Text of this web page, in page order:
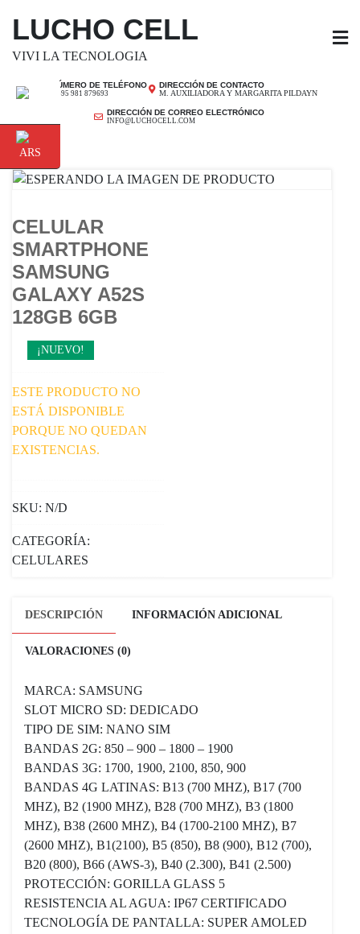
LUCHO CELL
VIVI LA TECNOLOGIA
NÚMERO DE TELÉFONO
+ 595 981 879693
DIRECCIÓN DE CONTACTO
M. AUXILIADORA Y MARGARITA PILDAYN
DIRECCIÓN DE CORREO ELECTRÓNICO
INFO@LUCHOCELL.COM
CELULAR
SMARTPHONE
SAMSUNG
GALAXY A52S
128GB 6GB
¡NUEVO!
ESTE PRODUCTO NO
ESTÁ DISPONIBLE
PORQUE NO QUEDAN
EXISTENCIAS.
SKU: N/D
CATEGORÍA:
CELULARES
DESCRIPCIÓN INFORMACIÓN ADICIONAL
VALORACIONES (0)
MARCA: SAMSUNG
SLOT MICRO SD: DEDICADO
TIPO DE SIM: NANO SIM
BANDAS 2G: 850 – 900 – 1800 – 1900
BANDAS 3G: 1700, 1900, 2100, 850, 900
BANDAS 4G LATINAS: B13 (700 MHZ), B17 (700
MHZ), B2 (1900 MHZ), B28 (700 MHZ), B3 (1800
MHZ), B38 (2600 MHZ), B4 (1700-2100 MHZ), B7
(2600 MHZ), B1(2100), B5 (850), B8 (900), B12 (700),
B20 (800), B66 (AWS-3), B40 (2.300), B41 (2.500)
PROTECCIÓN: GORILLA GLASS 5
RESISTENCIA AL AGUA: IP67 CERTIFICADO
TECNOLOGÍA DE PANTALLA: SUPER AMOLED